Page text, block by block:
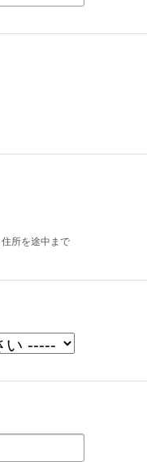
所を途中まで